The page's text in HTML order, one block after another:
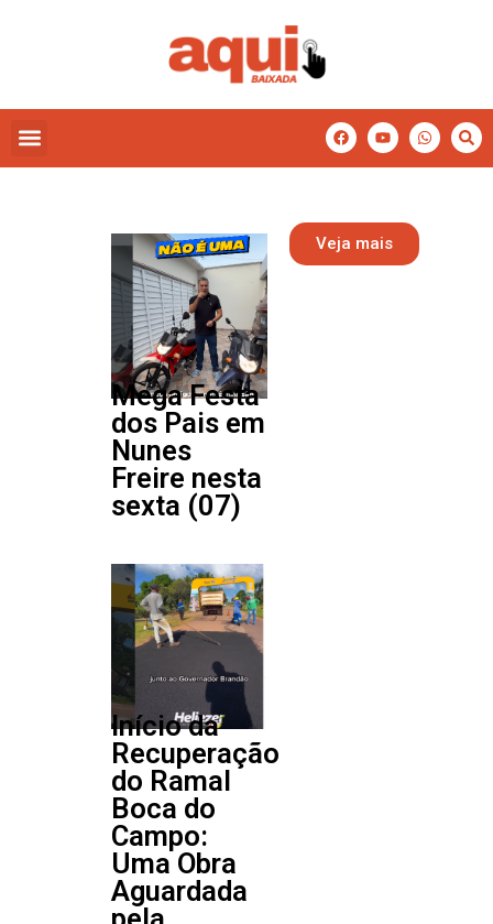
Mega Festa
dos Pais em
Nunes
Freire nesta
sexta (07)
Início da
Recuperação
do Ramal
Boca do
Campo:
Uma Obra
Aguardada
Veja mais